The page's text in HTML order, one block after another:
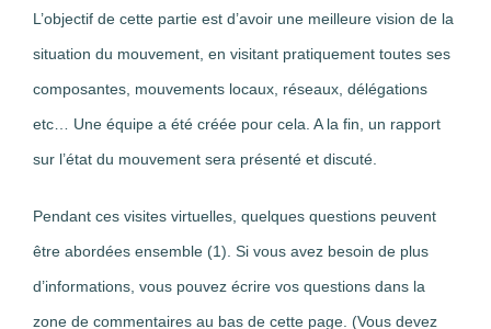
L’objectif de cette partie est d’avoir une meilleure vision de la
situation du mouvement, en visitant pratiquement toutes ses
composantes, mouvements locaux, réseaux, délégations
etc… Une équipe a été créée pour cela. A la fin, un rapport
sur l’état du mouvement sera présenté et discuté.
Pendant ces visites virtuelles, quelques questions peuvent
être abordées ensemble (1). Si vous avez besoin de plus
d’informations, vous pouvez écrire vos questions dans la
zone de commentaires au bas de cette page. (Vous devez